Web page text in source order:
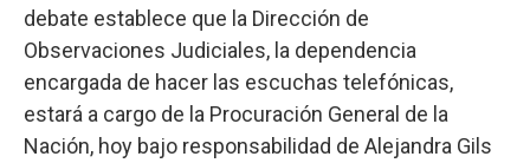
debate establece que la Dirección de
Observaciones Judiciales, la dependencia
encargada de hacer las escuchas telefónicas,
estará a cargo de la Procuración General de la
Nación, hoy bajo responsabilidad de Alejandra Gils